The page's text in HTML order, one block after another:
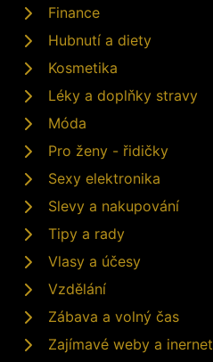
Finance
Hubnutí a diety
Kosmetika
Léky a doplňky stravy
Móda
Pro ženy - řidičky
Sexy elektronika
Slevy a nakupování
Tipy a rady
Vlasy a účesy
Vzdělání
Zábava a volný čas
Zajímavé weby a inernet